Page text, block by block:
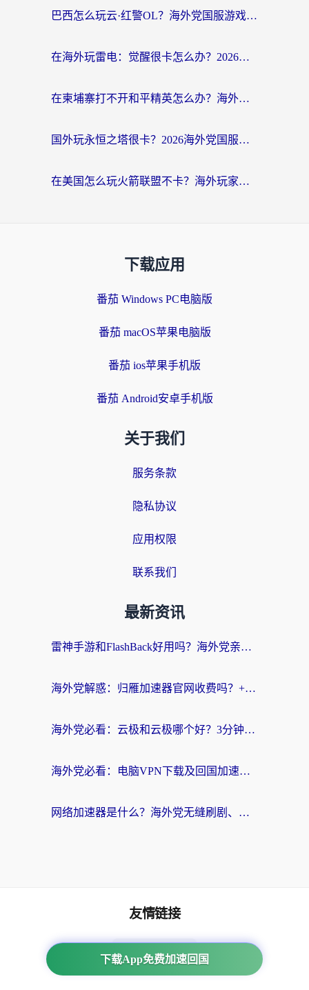
巴西怎么玩云·红警OL？海外党国服游戏加速终极攻略（附非洲逆水寒&天下山海低延迟技巧）
在海外玩雷电：觉醒很卡怎么办？2026终极指南帮你告别延迟与卡顿
在柬埔寨打不开和平精英怎么办？海外党必看的国服游戏加速终极指南
国外玩永恒之塔很卡？2026海外党国服游戏加速器终极指南（附街头篮球坦克世界实测）
在美国怎么玩火箭联盟不卡？海外玩家国服游戏加速终极指南（附明日方舟美版王者荣耀优化技巧）
下载应用
番茄 Windows PC电脑版
番茄 macOS苹果电脑版
番茄 ios苹果手机版
番茄 Android安卓手机版
关于我们
服务条款
隐私协议
应用权限
联系我们
最新资讯
雷神手游和FlashBack好用吗？海外党亲测指南，避开破解版坑轻松访问国内资源
海外党解惑：归雁加速器官网收费吗？+3个回国加速问题的真实答案
海外党必看：云极和云极哪个好？3分钟选对回国加速器，无缝访问国内资源
海外党必看：电脑VPN下载及回国加速器选择指南——无缝访问国内资源不再难
网络加速器是什么？海外党无缝刷剧、看NBA的实用指南
下载App免费加速回国
友情链接
海外回国加速器